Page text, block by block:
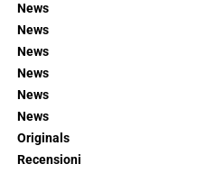
News
News
News
News
News
News
Originals
Recensioni